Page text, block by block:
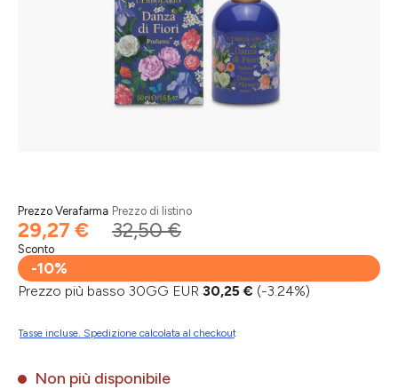
Prezzo Verafarma
29,27 €
Prezzo di listino
32,50 €
Sconto
-10%
Prezzo più basso 30GG EUR 30,25 € (-3.24%)
Tasse incluse. Spedizione calcolata al checkout
Non più disponibile